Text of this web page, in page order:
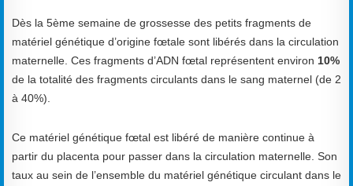
Dès la 5ème semaine de grossesse des petits fragments de
matériel génétique d’origine fœtale sont libérés dans la circulation
maternelle. Ces fragments d’ADN fœtal représentent environ 10%
de la totalité des fragments circulants dans le sang maternel (de 2
à 40%).
Ce matériel génétique fœtal est libéré de manière continue à
partir du placenta pour passer dans la circulation maternelle. Son
taux au sein de l’ensemble du matériel génétique circulant dans le